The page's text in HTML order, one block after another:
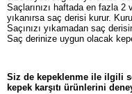
Saçlarınızı haftada en fazla 2
yıkanırsa saç derisi kurur.
Saçınızı yıkamadan saç
Saç derinize uygun olacak
Siz de kepeklenme ile ilgili
kepek karşıtı ürünlerini